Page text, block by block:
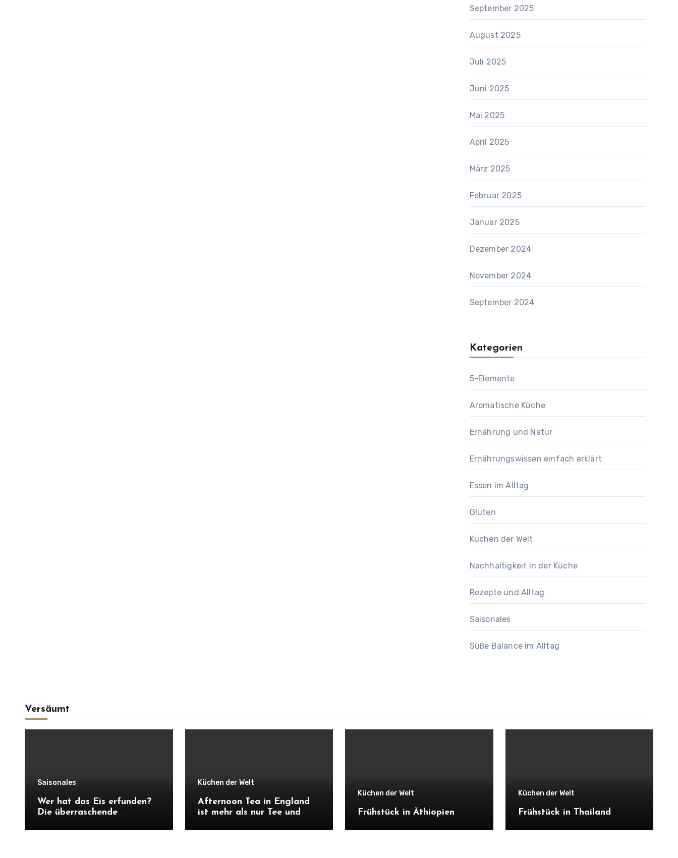
September 2025
August 2025
Juli 2025
Juni 2025
Mai 2025
April 2025
März 2025
Februar 2025
Januar 2025
Dezember 2024
November 2024
September 2024
Kategorien
5-Elemente
Aromatische Küche
Ernährung und Natur
Ernährungswissen einfach erklärt
Essen im Alltag
Gluten
Küchen der Welt
Nachhaltigkeit in der Küche
Rezepte und Alltag
Saisonales
Süße Balance im Alltag
Versäumt
Saisonales
Wer hat das Eis erfunden?
Die überraschende
Küchen der Welt
Afternoon Tea in England
ist mehr als nur Tee und
Küchen der Welt
Frühstück in Äthiopien
Küchen der Welt
Frühstück in Thailand